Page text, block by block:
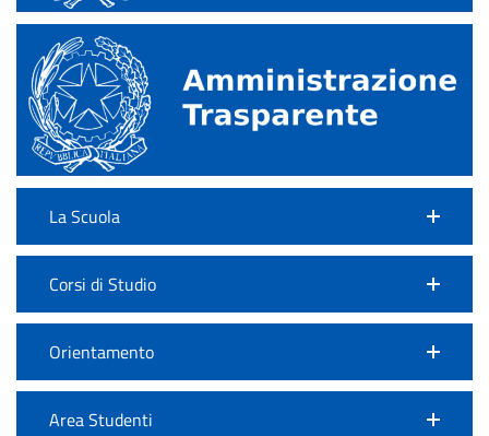
La Scuola
Corsi di Studio
Orientamento
Area Studenti